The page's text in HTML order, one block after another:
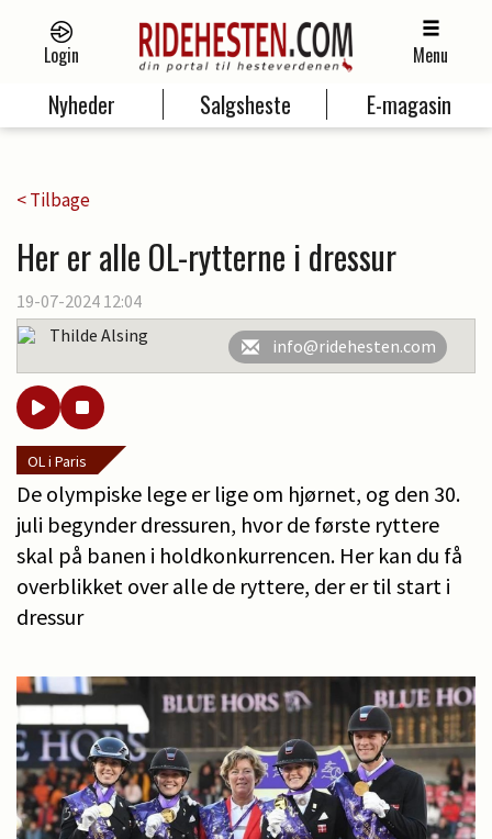
Login Menu
Nyheder Salgsheste E-magasin
< Tilbage
Her er alle OL-rytterne i dressur
19-07-2024 12:04
Thilde Alsing
info@ridehesten.com
OL i Paris
De olympiske lege er lige om hjørnet, og den 30.
juli begynder dressuren, hvor de første ryttere
skal på banen i holdkonkurrencen. Her kan du få
overblikket over alle de ryttere, der er til start i
dressur